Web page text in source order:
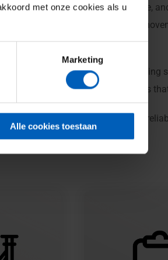
met onze cookies als u
Marketing
Alle cookies toestaan
construction, industrial, offshore,
powerful, and precise vertical
extensions, while hoists and lifting
heights—we deliver solutions
that your vertical transport is